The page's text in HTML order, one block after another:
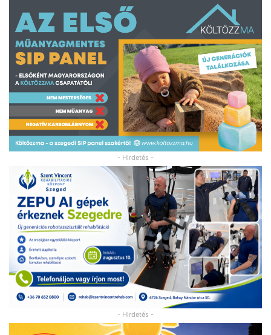
- Hirdetés -
- Hirdetés -